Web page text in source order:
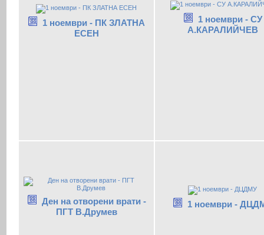
1 ноември - ПК ЗЛАТНА
ЕСЕН
1 ноември - СУ
А.КАРАЛИЙЧЕВ
Ден на отворени врати -
ПГТ В.Друмев
1 ноември -